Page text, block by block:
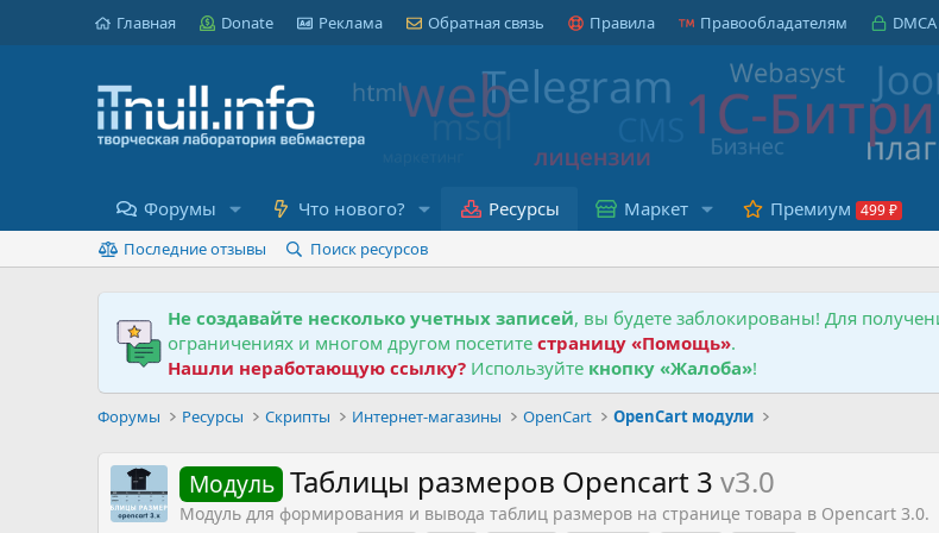
Главная Donate Реклама Обратная связь Правила Правообладателям DMCA
Форумы Что нового? Ресурсы Маркет Премиум
Последние отзывы Поиск ресурсов
Не создавайте несколько учетных записей, вы будете заблокированы! Для
ограничениях и многом другом посетите страницу «Помощь».
Нашли неработающую ссылку?Используйте кнопку «Жалоба»!
Форумы Ресурсы Скрипты Интернет-магазины OpenCart OpenCart модули
Модуль Таблицы размеров Opencart 3v3.0
Модуль для формирования и вывода таблиц размеров на странице товара в Opencart 3.0.